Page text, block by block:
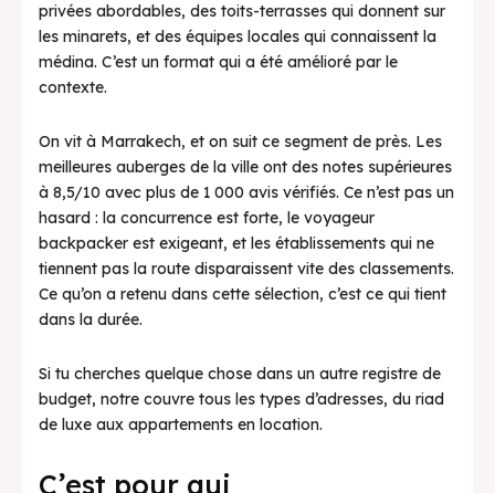
privées abordables, des toits-terrasses qui donnent sur
les minarets, et des équipes locales qui connaissent la
médina. C’est un format qui a été amélioré par le
contexte.
On vit à Marrakech, et on suit ce segment de près. Les
meilleures auberges de la ville ont des notes supérieures
à 8,5/10 avec plus de 1 000 avis vérifiés. Ce n’est pas un
hasard : la concurrence est forte, le voyageur
backpacker est exigeant, et les établissements qui ne
tiennent pas la route disparaissent vite des classements.
Ce qu’on a retenu dans cette sélection, c’est ce qui tient
dans la durée.
Si tu cherches quelque chose dans un autre registre de
budget, notre couvre tous les types d’adresses, du riad
de luxe aux appartements en location.
C’est pour qui